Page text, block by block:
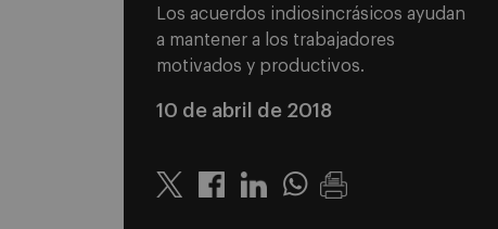
Los acuerdos indiosincrásicos ayudan
a mantener a los trabajadores
motivados y productivos.
10 de abril de 2018
Twitter LinkedinWhatsapp